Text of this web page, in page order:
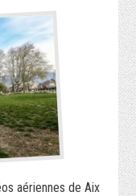
aériennes de Aix